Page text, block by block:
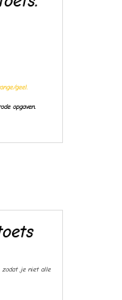
geel.
opgaven.
zodat je niet alle